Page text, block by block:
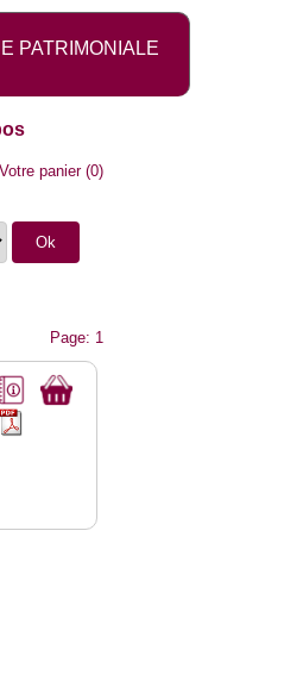
PATRIMONIALE
Votre panier(0)
Page: 1